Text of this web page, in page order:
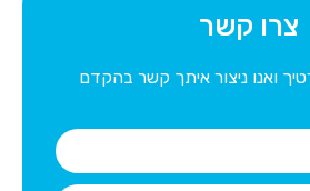
צרו קשר
ואנו ניצור איתך קשר בהקדם